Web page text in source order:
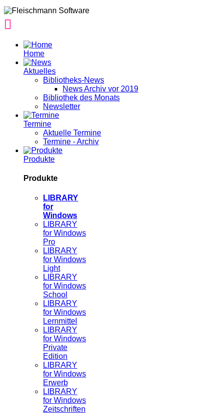
Home
Aktuelles
Bibliotheks-News
News Archiv vor 2019
Bibliothek des Monats
Newsletter
Termine
Aktuelle Termine
Termine - Archiv
Produkte
Produkte
LIBRARY
for
Windows
LIBRARY
for Windows
Pro
LIBRARY
for Windows
Light
LIBRARY
for Windows
School
LIBRARY
for Windows
Lernmittel
LIBRARY
for Windows
Private
Edition
LIBRARY
for Windows
Erwerb
LIBRARY
for Windows
Zeitschriften